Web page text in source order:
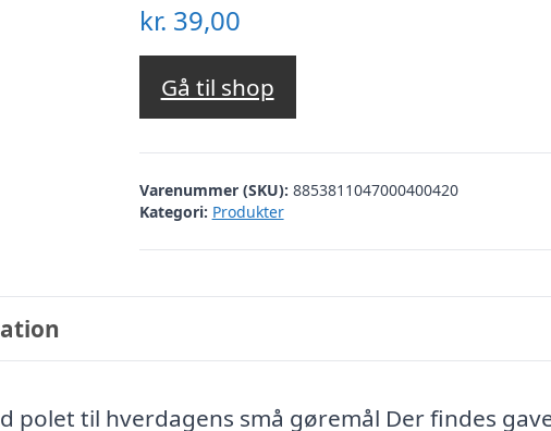
kr. 39,00
Gå til shop
Varenummer (SKU): 8853811047000400420
Kategori: Produkter
polet til hverdagens små gøremål Der findes